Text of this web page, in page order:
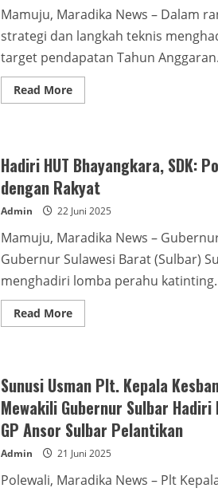
Rute
Makassar
Mamuju, Maradika News – Dalam
strategi dan langkah teknis
target pendapatan Tahun
Read MoreRead
more
Rapat
Strategis
Internal,
Demi
Optimalisasi
Target
2026
Hadiri HUT Bhayangkara, SDK:
dengan Rakyat
Admin 22 Juni 2025
Mamuju, Maradika News –
Gubernur Sulawesi Barat (Sulbar)
menghadiri lomba perahu
Read MoreRead
more
SDK:
Polisi
Menyatu
dengan
Rakyat
Sunusi Usman Plt. Kepala
Mewakili Gubernur Sulbar
GP Ansor Sulbar Pelantikan
Admin 21 Juni 2025
Polewali, Maradika News – Plt